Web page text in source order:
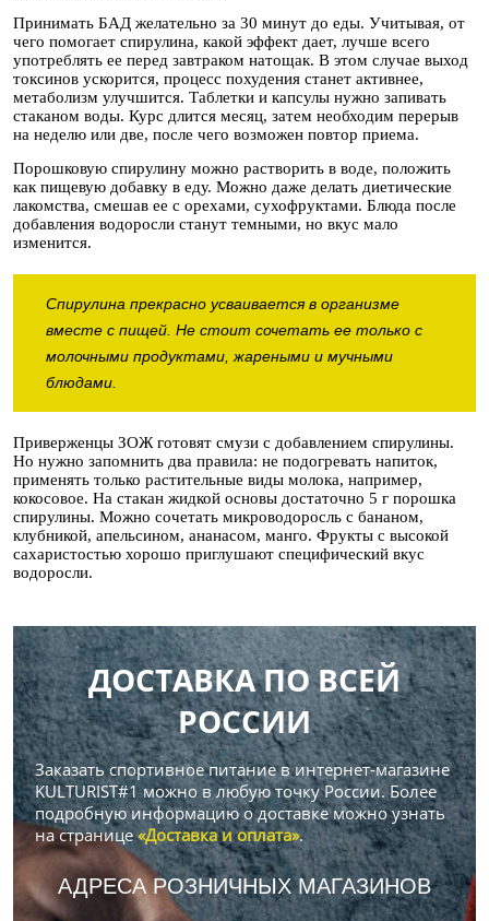
Принимать БАД желательно за 30 минут до еды. Учитывая, от
чего помогает спирулина, какой эффект дает, лучше всего
употреблять ее перед завтраком натощак. В этом случае выход
токсинов ускорится, процесс похудения станет активнее,
метаболизм улучшится. Таблетки и капсулы нужно запивать
стаканом воды. Курс длится месяц, затем необходим перерыв
на неделю или две, после чего возможен повтор приема.
Порошковую спирулину можно растворить в воде, положить
как пищевую добавку в еду. Можно даже делать диетические
лакомства, смешав ее с орехами, сухофруктами. Блюда после
добавления водоросли станут темными, но вкус мало
изменится.
Спирулина прекрасно усваивается в организме
вместе с пищей. Не стоит сочетать ее только с
молочными продуктами, жареными и мучными
блюдами.
Приверженцы ЗОЖ готовят смузи с добавлением спирулины.
Но нужно запомнить два правила: не подогревать напиток,
применять только растительные виды молока, например,
кокосовое. На стакан жидкой основы достаточно 5 г порошка
спирулины. Можно сочетать микроводоросль с бананом,
клубникой, апельсином, ананасом, манго. Фрукты с высокой
сахаристостью хорошо приглушают специфический вкус
водоросли.
ДОСТАВКА ПО ВСЕЙ
РОССИИ
Заказать спортивное питание в интернет-магазине
KULTURIST#1 можно в любую точку России. Более
подробную информацию о доставке можно узнать
на странице«Доставка и оплата».
АДРЕСА РОЗНИЧНЫХ МАГАЗИНОВ